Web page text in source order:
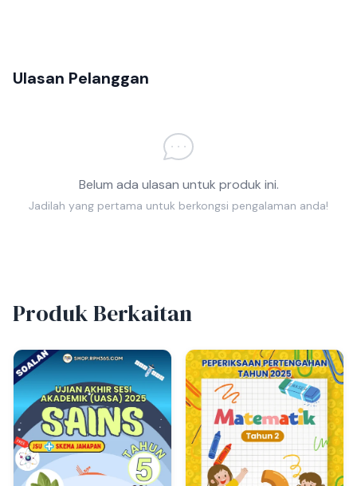
Ulasan Pelanggan
Belum ada ulasan untuk produk ini.
Jadilah yang pertama untuk berkongsi pengalaman anda!
Produk Berkaitan